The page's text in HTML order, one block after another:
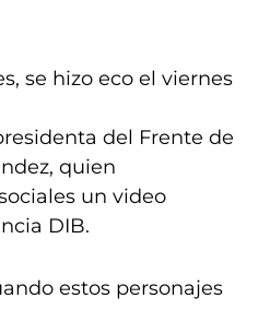
se hizo eco el viernes
del Frente de
quien
un video
DIB.
estos personajes